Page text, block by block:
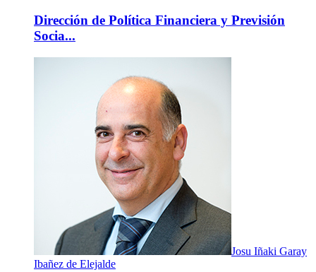
Dirección de Política Financiera y Previsión
Socia...
Josu Iñaki Garay
Ibañez de Elejalde